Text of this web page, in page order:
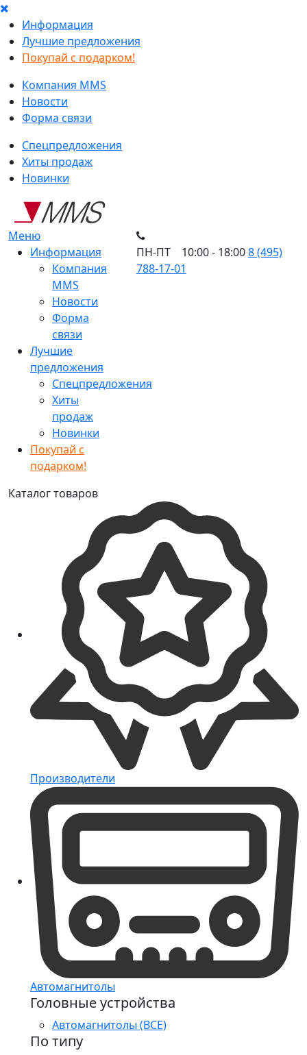
Информация
Лучшие предложения
Покупай с подарком!
Компания MMS
Новости
Форма связи
Спецпредложения
Хиты продаж
Новинки
Меню
Информация
Компания
MMS
Новости
Форма
связи
Лучшие
предложения
Спецпредложения
Хиты
продаж
Новинки
Покупай с
подарком!
ПН-ПТ 10:00 - 18:008 (495)
788-17-01
Каталог товаров
Производители
Автомагнитолы
Головные устройства
Автомагнитолы (ВСЕ)
По типу